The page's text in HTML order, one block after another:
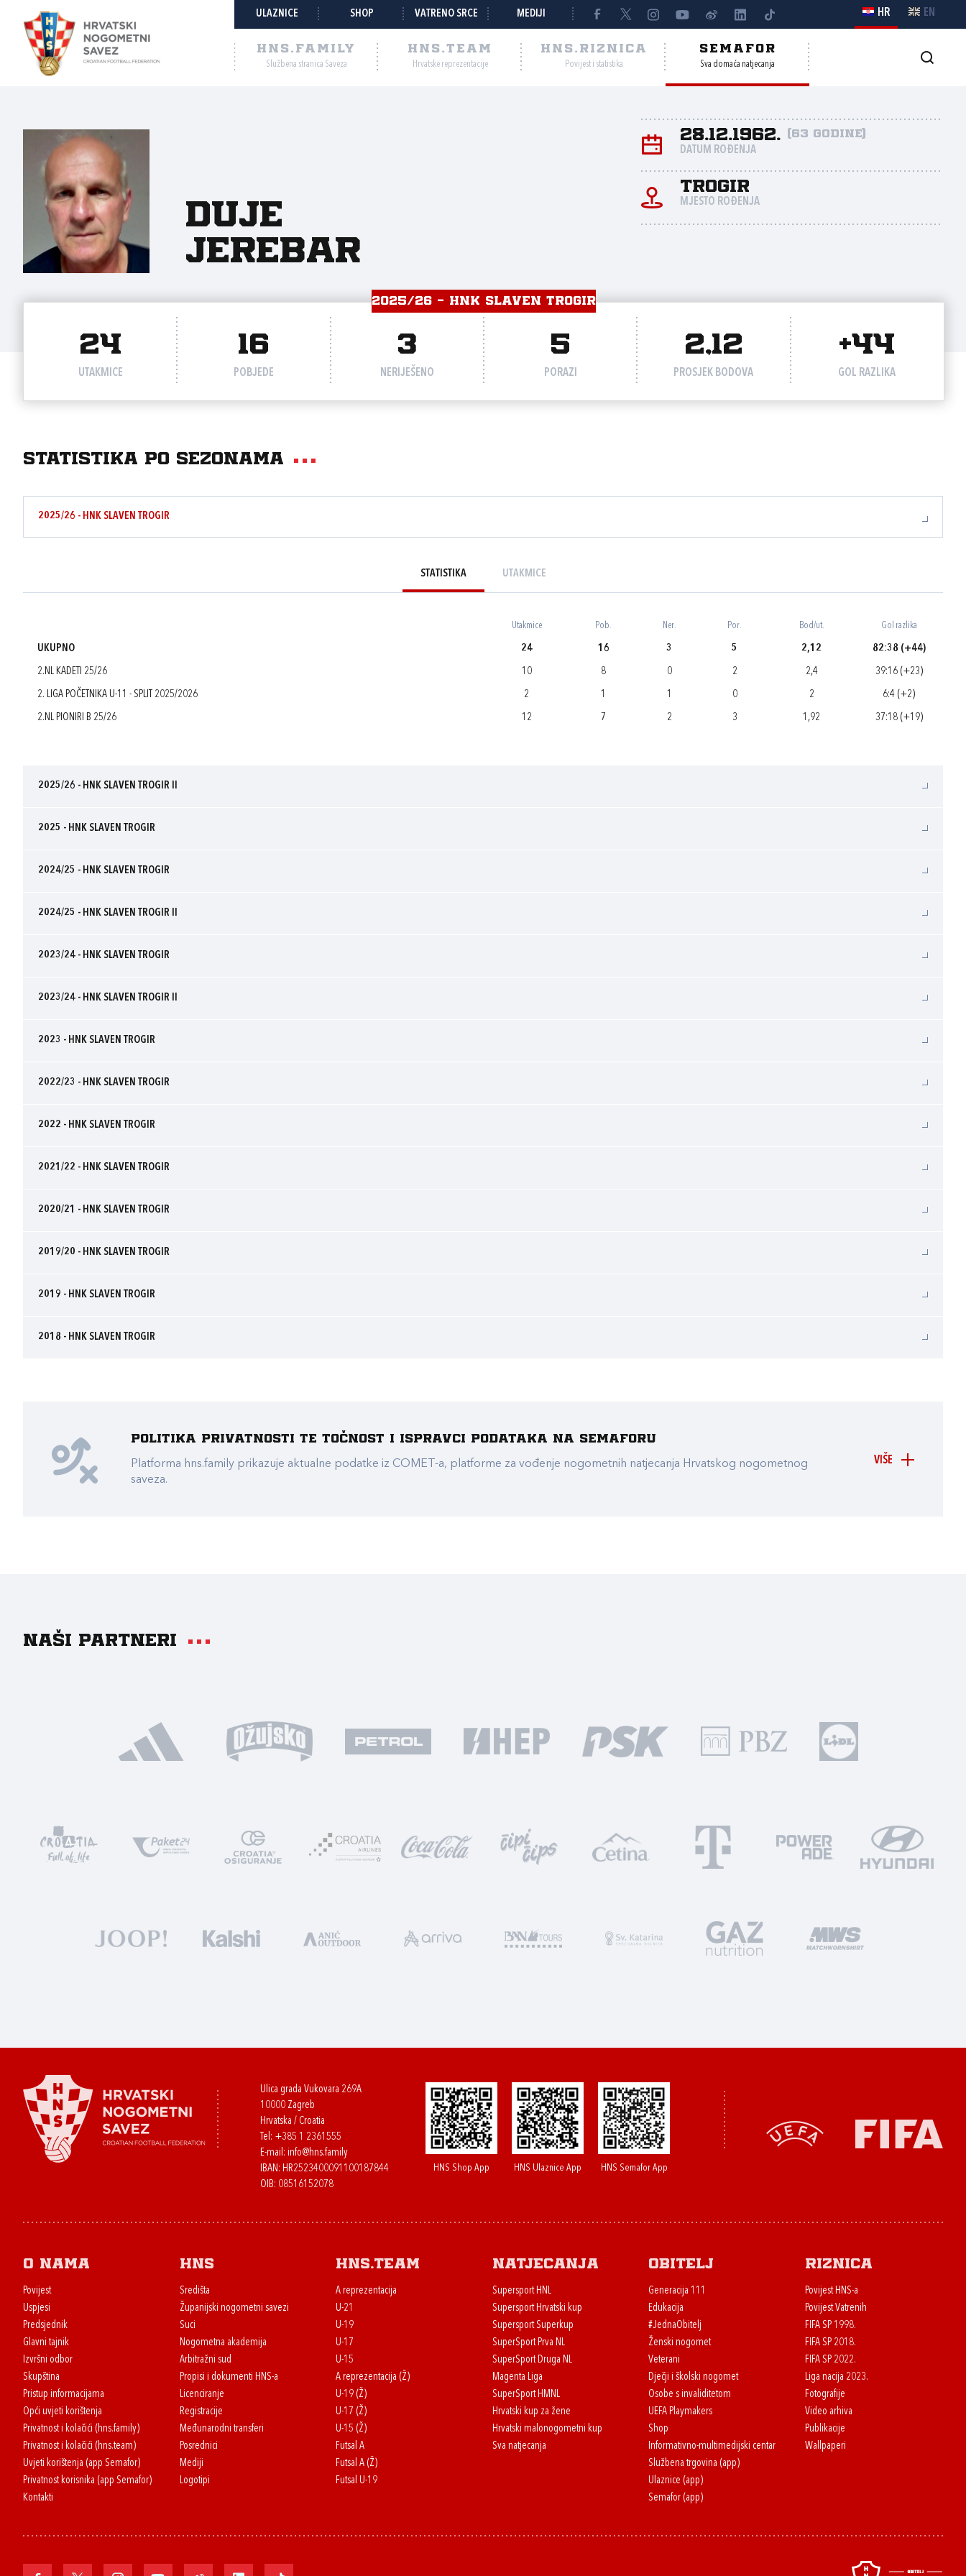
ULAZNICE SHOP VATRENO SRCE MEDIJI HR EN
HNS.FAMILY
Službena stranica Saveza
HNS.TEAM
Hrvatske reprezentacije
HNS.RIZNICA
Povijest i statistika
SEMAFOR
Sva domaća natjecanja
Duje
Jerebar
28.12.1962. (63 godine)
DATUM ROĐENJA
Trogir
MJESTO ROĐENJA
2025/26 - HNK SLAVEN TROGIR
24
UTAKMICE
16
POBJEDE
3
NERIJEŠENO
5
PORAZI
2,12
PROSJEK BODOVA
+44
GOL RAZLIKA
Statistika po sezonama
2025/26 - HNK SLAVEN TROGIR
STATISTIKA UTAKMICE
Utakmice Pob. Ner. Por. Bod/ut. Gol razlika
UKUPNO 24 16 3 5 2,12 82:38 (+44)
2.NL KADETI 25/26 10 8 0 2 2,4 39:16 (+23)
2. LIGA POČETNIKA U-11 - SPLIT 2025/2026 2 1 1 0 2 6:4 (+2)
2.NL PIONIRI B 25/26 12 7 2 3 1,92 37:18 (+19)
2025/26 - HNK SLAVEN TROGIR II
2025 - HNK SLAVEN TROGIR
2024/25 - HNK SLAVEN TROGIR
2024/25 - HNK SLAVEN TROGIR II
2023/24 - HNK SLAVEN TROGIR
2023/24 - HNK SLAVEN TROGIR II
2023 - HNK SLAVEN TROGIR
2022/23 - HNK SLAVEN TROGIR
2022 - HNK SLAVEN TROGIR
2021/22 - HNK SLAVEN TROGIR
2020/21 - HNK SLAVEN TROGIR
2019/20 - HNK SLAVEN TROGIR
2019 - HNK SLAVEN TROGIR
2018 - HNK SLAVEN TROGIR
VIŠE
Politika privatnosti te točnost i ispravci podataka na Semaforu
Platforma hns.family prikazuje aktualne podatke iz COMET-a, platforme za vođenje nogometnih natjecanja Hrvatskog nogometnog
saveza.
Naši partneri
Ulica grada Vukovara 269A
10000 Zagreb
Hrvatska / Croatia
Tel: +385 1 2361555
E-mail: info@hns.family
IBAN: HR2523400091100187844
OIB: 08516152078
HNS Shop App HNS Ulaznice App HNS Semafor App
O nama
Povijest
Uspjesi
Predsjednik
Glavni tajnik
Izvršni odbor
Skupština
Pristup informacijama
Opći uvjeti korištenja
Privatnost i kolačići (hns.family)
Privatnost i kolačići (hns.team)
Uvjeti korištenja (app Semafor)
Privatnost korisnika (app Semafor)
Kontakti
HNS
Središta
Županijski nogometni savezi
Suci
Nogometna akademija
Arbitražni sud
Propisi i dokumenti HNS-a
Licenciranje
Registracije
Međunarodni transferi
Posrednici
Mediji
Logotipi
HNS.team
A reprezentacija
U-21
U-19
U-17
U-15
A reprezentacija (Ž)
U-19 (Ž)
U-17 (Ž)
U-15 (Ž)
Futsal A
Futsal A (Ž)
Futsal U-19
Natjecanja
Supersport HNL
Supersport Hrvatski kup
Supersport Superkup
SuperSport Prva NL
SuperSport Druga NL
Magenta Liga
SuperSport HMNL
Hrvatski kup za žene
Hrvatski malonogometni kup
Sva natjecanja
Obitelj
Generacija 111
Edukacija
#JednaObitelj
Ženski nogomet
Veterani
Dječji i školski nogomet
Osobe s invaliditetom
UEFA Playmakers
Shop
Informativno-multimedijski centar
Službena trgovina (app)
Ulaznice (app)
Semafor (app)
Riznica
Povijest HNS-a
Povijest Vatrenih
FIFA SP 1998.
FIFA SP 2018.
FIFA SP 2022.
Liga nacija 2023.
Fotografije
Video arhiva
Publikacije
Wallpaperi